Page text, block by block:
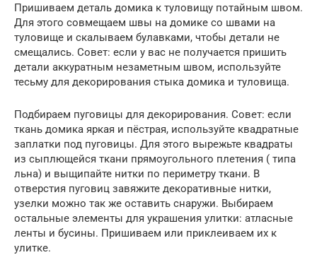
Пришиваем деталь домика к туловищу потайным швом.
Для этого совмещаем швы на домике со швами на
туловище и скалываем булавками, чтобы детали не
смещались. Совет: если у вас не получается пришить
детали аккуратным незаметным швом, используйте
тесьму для декорирования стыка домика и туловища.
Подбираем пуговицы для декорирования. Совет: если
ткань домика яркая и пёстрая, используйте квадратные
заплатки под пуговицы. Для этого вырежьте квадраты
из сыплющейся ткани прямоугольного плетения ( типа
льна) и выщипайте нитки по периметру ткани. В
отверстия пуговиц завяжите декоративные нитки,
узелки можно так же оставить снаружи. Выбираем
остальные элементы для украшения улитки: атласные
ленты и бусины. Пришиваем или приклеиваем их к
улитке.